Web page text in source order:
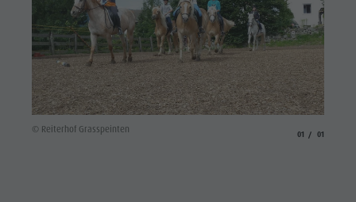
© Reiterhof Grasspeinten
01 01